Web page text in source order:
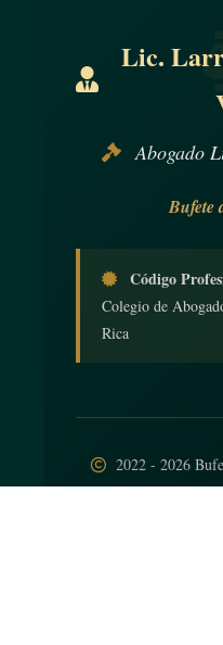
Lic.
Abogado
Bufete
Código
Colegio de
Rica
2022 - 2026